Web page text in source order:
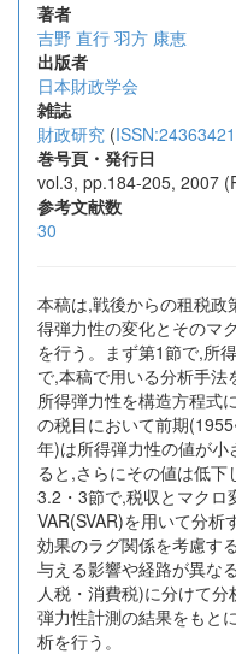
著者
吉野 直行 羽方 康恵
出版者
日本財政学会
雑誌
財政研究 (ISSN:24363421
巻号頁・発行日
vol.3, pp.184-205, 2007
参考文献数
30
本稿は,戦後からの租税政
得弾力性の変化とそのマ
を行う。まず第1節で,所
で,本稿で用いる分析手
所得弾力性を構造方程式
の税目において前期
年)は所得弾力性の値が
ると,さらにその値は低
3.2・3節で,税収とマクロ
VAR(SVAR)を用いて分
効果のラグ関係を考慮す
与える影響や経路が異な
人税・消費税)に分けて
弾力性計測の結果をもと
析を行う。